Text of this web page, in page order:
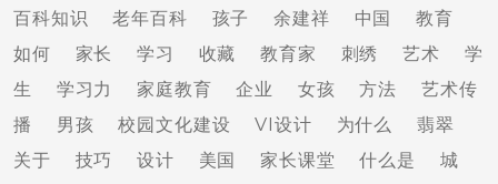
百科知识 老年百科 孩子 余建祥 中国
教育
如何
家长 学习 收藏 教育家 刺绣 艺术
学
生
学习力 家庭教育 企业 女孩 方法
艺术传
播
男孩 校园文化建设 VI设计 为什么
翡翠
关于
技巧 设计 美国 家长课堂 什么是
城